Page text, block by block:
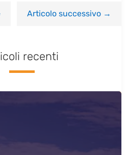
Articolo successivo→
recenti